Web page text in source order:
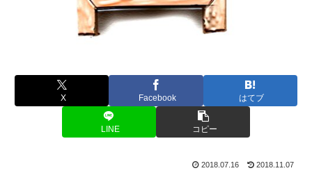
X Facebook はてブ
LINE コピー
2018.07.16 2018.11.07